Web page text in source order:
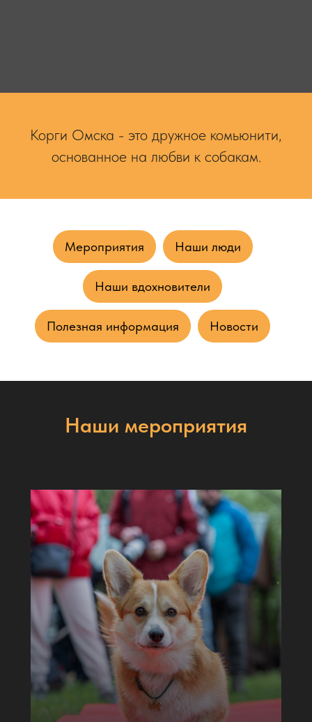
Корги Омска - это дружное комьюнити,
основанное на любви к собакам.
Мероприятия Наши люди
Наши вдохновители
Полезная информация Новости
Наши мероприятия